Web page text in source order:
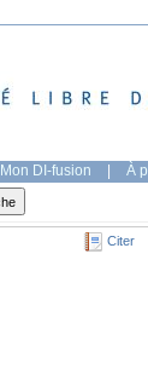
Mon DI-fusion | À
Citer